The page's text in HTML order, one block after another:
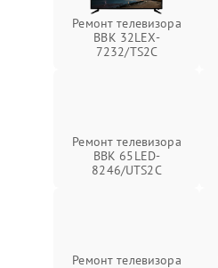
Ремонт телевизора
BBK 32LEX-
7232/TS2C
Ремонт телевизора
BBK 65LED-
8246/UTS2C
Ремонт телевизора